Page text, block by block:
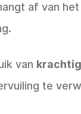
af van
van
te